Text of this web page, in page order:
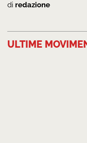
di redazione
ULTIME